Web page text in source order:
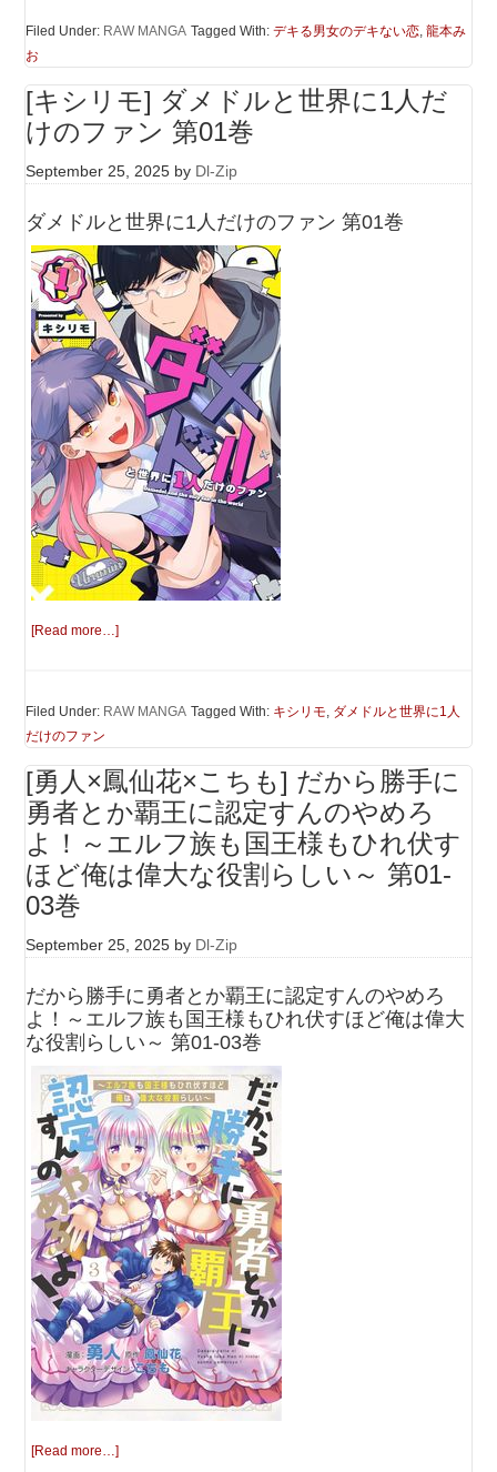
Filed Under: RAW MANGA Tagged With:デキる男女のデキない恋,龍本み
お
[キシリモ] ダメドルと世界に1人だ
けのファン 第01巻
September 25, 2025 by Dl-Zip
ダメドルと世界に1人だけのファン 第01巻
[Read more…]
Filed Under: RAW MANGA Tagged With: キシリモ, ダメドルと世界に1人
だけのファン
[勇人×鳳仙花×こちも] だから勝手に
勇者とか覇王に認定すんのやめろ
よ！～エルフ族も国王様もひれ伏す
ほど俺は偉大な役割らしい～ 第01-
03巻
September 25, 2025 by Dl-Zip
だから勝手に勇者とか覇王に認定すんのやめろ
よ！～エルフ族も国王様もひれ伏すほど俺は偉大
な役割らしい～ 第01-03巻
[Read more…]